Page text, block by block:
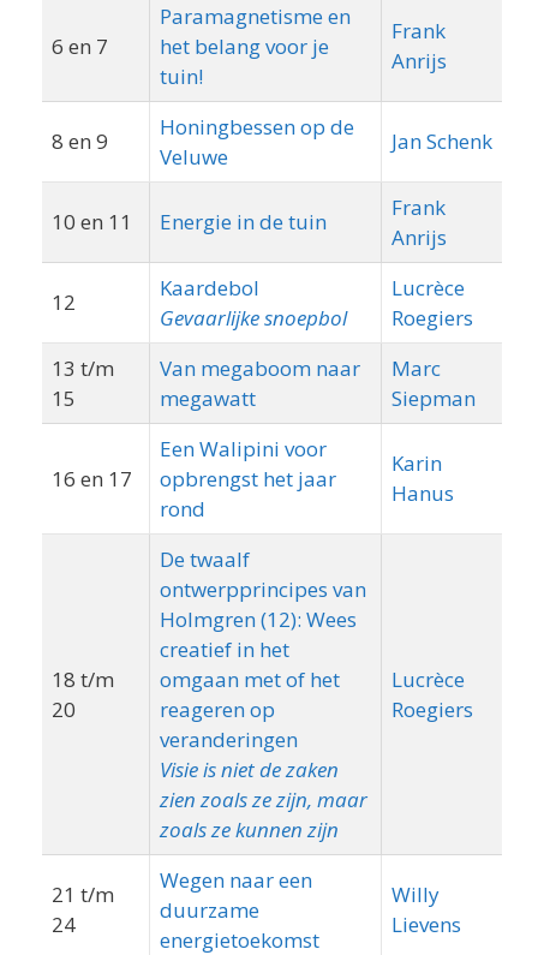
6 en 7
Paramagnetisme en
het belang voor je
tuin!
Frank
Anrijs
8 en 9
Honingbessen op de
Veluwe
Jan Schenk
10 en 11 Energie in de tuin
Frank
Anrijs
12
Kaardebol
Gevaarlijke snoepbol
Lucrèce
Roegiers
13 t/m
15
Van megaboom naar
megawatt
Marc
Siepman
16 en 17
Een Walipini voor
opbrengst het jaar
rond
Karin
Hanus
18 t/m
20
De twaalf
ontwerpprincipes van
Holmgren (12): Wees
creatief in het
omgaan met of het
reageren op
veranderingen
Visie is niet de zaken
zien zoals ze zijn, maar
zoals ze kunnen zijn
Lucrèce
Roegiers
21 t/m
24
Wegen naar een
duurzame
energietoekomst
Willy
Lievens